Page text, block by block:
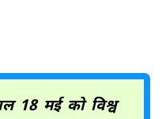
18 मई को विश्व